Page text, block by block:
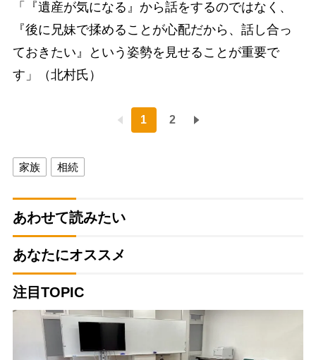
「『遺産が気になる』から話をするのではなく、
『後に兄妹で揉めることが心配だから、話し合っ
ておきたい』という姿勢を見せることが重要で
す」（北村氏）
1 2
家族 相続
あわせて読みたい
あなたにオススメ
注目TOPIC